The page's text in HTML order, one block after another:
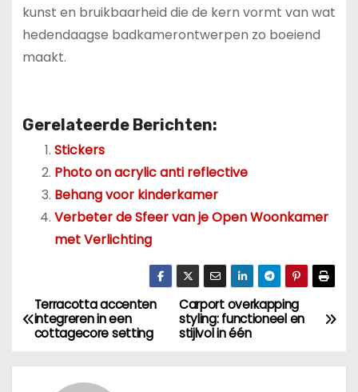
kunst en bruikbaarheid die de kern vormt van wat
hedendaagse badkamerontwerpen zo boeiend
maakt.
Gerelateerde Berichten:
Stickers
Photo on acrylic anti reflective
Behang voor kinderkamer
Verbeter de Sfeer van je Open Woonkamer
met Verlichting
B
Carport overkapping
styling: functioneel en
stijlvol in één
Terracotta accenten
integreren in een
cottagecore setting